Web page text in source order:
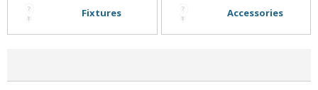
Fixtures Accessories